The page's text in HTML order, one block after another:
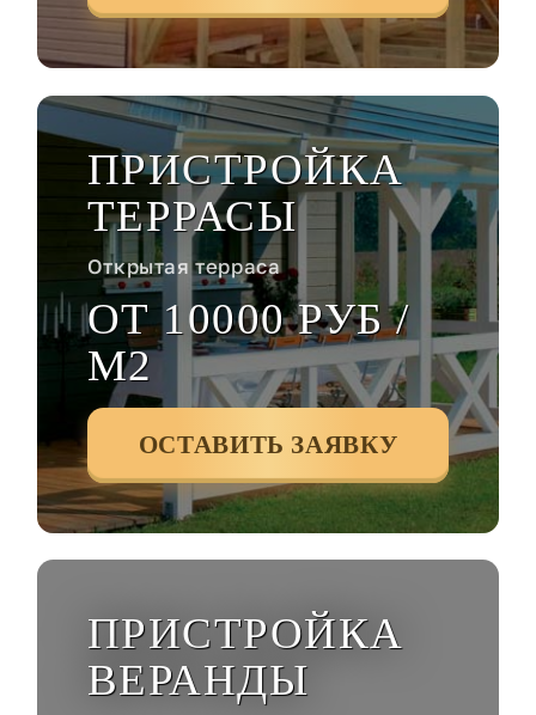
ПРИСТРОЙКА
ТЕРРАСЫ
Открытая терраса
ОТ 10000 РУБ /
М2
ОСТАВИТЬ ЗАЯВКУ
ПРИСТРОЙКА
ВЕРАНДЫ